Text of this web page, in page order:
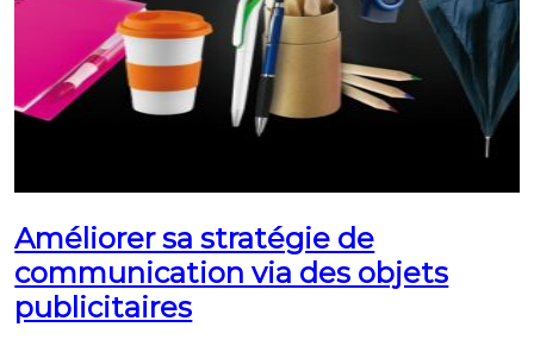
Améliorer sa stratégie de
communication via des objets
publicitaires